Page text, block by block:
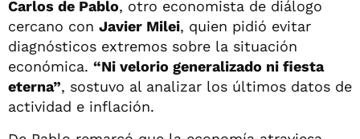
Carlos de Pablo, otro economista de diálogo
cercano con Javier Milei, quien pidió evitar
diagnósticos extremos sobre la situación
económica. “Ni velorio generalizado ni fiesta
eterna”, sostuvo al analizar los últimos datos de
actividad e inflación.